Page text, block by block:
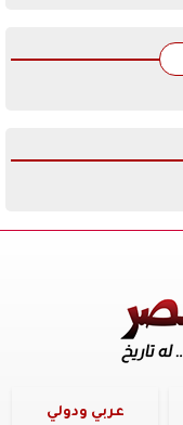
عربي ودولي